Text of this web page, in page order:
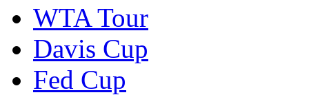
WTA Tour
Davis Cup
Fed Cup